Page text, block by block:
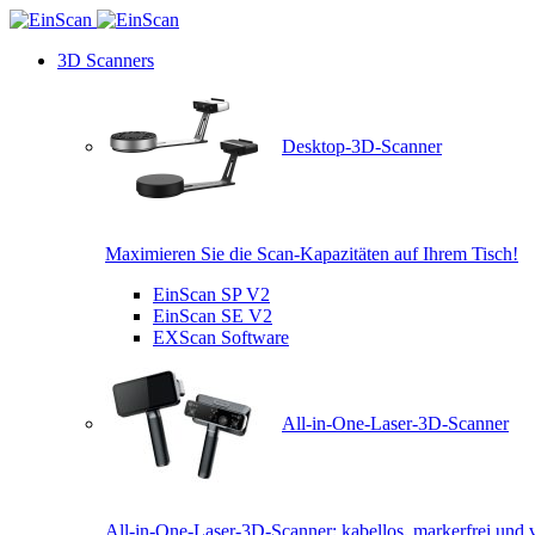
3D Scanners
Desktop-3D-Scanner
Maximieren Sie die Scan-Kapazitäten auf Ihrem Tisch!
EinScan SP V2
EinScan SE V2
EXScan Software
All-in-One-Laser-3D-Scanner
All-in-One-Laser-3D-Scanner: kabellos, markerfrei und